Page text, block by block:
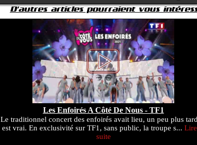
D'autres articles pourraient vous
Les Enfoirés A Côté De Nous - TF1
Le traditionnel concert des enfoirés avait lieu, un peu plus
est vrai. En exclusivité sur TF1, sans public, la troupe s...
suite